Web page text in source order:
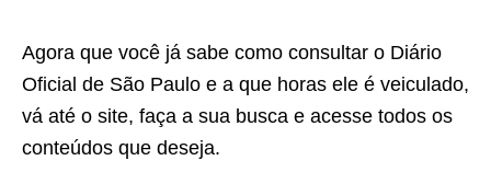
Agora que você já sabe como consultar o Diário
Oficial de São Paulo e a que horas ele é veiculado,
vá até o site, faça a sua busca e acesse todos os
conteúdos que deseja.